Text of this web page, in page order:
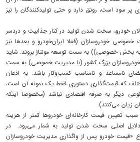
پر سود است، رونق دارد و حتی تولیدکنندگان را نیز
خودرو، سخت شدن تولید در کنار جذابیت و دردسر
خصوصی خودروسازان (فعلا ایران‌خودرو و بعدها نیز
بخش خصوصی)) به سمت توسعه مونتاژ بروند. شاید
بزرگ کشور (با مدیریت خصوصی) به سمت
نامساعد و نامناسب کسب‌و‌کار باشد. به اذعان
مختلف که قیمت‌گذاری دستوری فقط یک نمونه آن است،
دیگر به صرفه اقتصادی نباشد (مخصوصا اینکه
زیان می‌کنند).
تعیین قیمت کارخانه‌ای خودروها کمتر از هزینه
دلایل اصلی سخت شدن تولید به شمار می‌رود. در
«قیمت خودرو پس از واگذاری مدیریت خودروسازان